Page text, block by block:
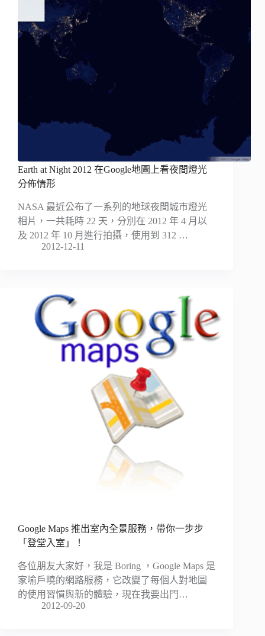
Earth at Night 2012 在Google地圖上看夜間燈光
分佈情形
NASA 最近公布了一系列的地球夜間城市燈光
相片，一共耗時 22 天，分別在 2012 年 4 月以
及 2012 年 10 月進行拍攝，使用到 312 …
2012-12-11
Google Maps 推出室內全景服務，帶你一步步
「登堂入室」！
各位朋友大家好，我是 Boring ，Google Maps 是
家喻戶曉的網路服務，它改變了每個人對地圖
的使用習慣與新的體驗，現在我要出門…
2012-09-20